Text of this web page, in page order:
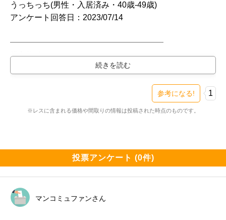
ならないでしょう。
ます！！
平均坪単価は330万円～340万円ほどと割高感ありませ
うっちっち(男性・入居済み・40歳-49歳)
アンケート回答日：2023/07/14
━━━━━━━━━━━━━━━━━━━
購入物件
━━━━━━━━━━━━━━━━━━━
https://www.e-mansion.co.jp/bbs/th...
━━━━━━━━━━━━━━━━━━━
1LDKながらバスルームや収納はしっかり広さを確保し
生活音に悩まされることもない。
参考になる! 1
※レスに含まれる価格や間取りの情報は投稿された時点のものです。
投票アンケート (0件)
マンコミュファンさん